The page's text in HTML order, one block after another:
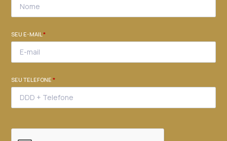
SEU E-MAIL*
SEU TELEFONE*